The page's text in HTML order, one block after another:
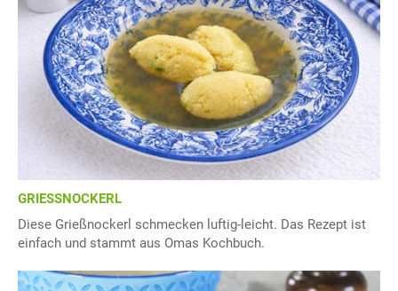
GRIESSNOCKERL
Diese Grießnockerl schmecken luftig-leicht. Das Rezept ist
einfach und stammt aus Omas Kochbuch.